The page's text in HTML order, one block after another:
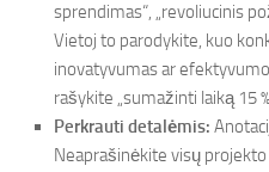
sprendimas“, „revoliucinis
Vietoj to parodykite, kuo
inovatyvumas ar
rašykite „sumažinti laiką 15
Perkrauti detalėmis:
Neaprašinėkite visų